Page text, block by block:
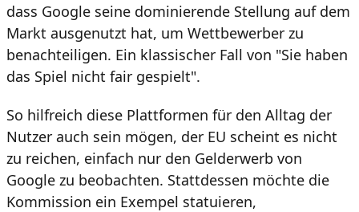
dass Google seine dominierende Stellung auf dem
Markt ausgenutzt hat, um Wettbewerber zu
benachteiligen. Ein klassischer Fall von "Sie haben
das Spiel nicht fair gespielt".
So hilfreich diese Plattformen für den Alltag der
Nutzer auch sein mögen, der EU scheint es nicht
zu reichen, einfach nur den Gelderwerb von
Google zu beobachten. Stattdessen möchte die
Kommission ein Exempel statuieren,